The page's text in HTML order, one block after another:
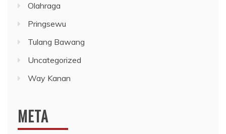
Olahraga
Pringsewu
Tulang Bawang
Uncategorized
Way Kanan
META